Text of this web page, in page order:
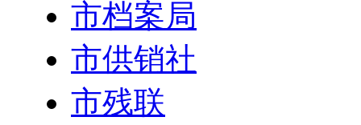
市档案局
市供销社
市残联